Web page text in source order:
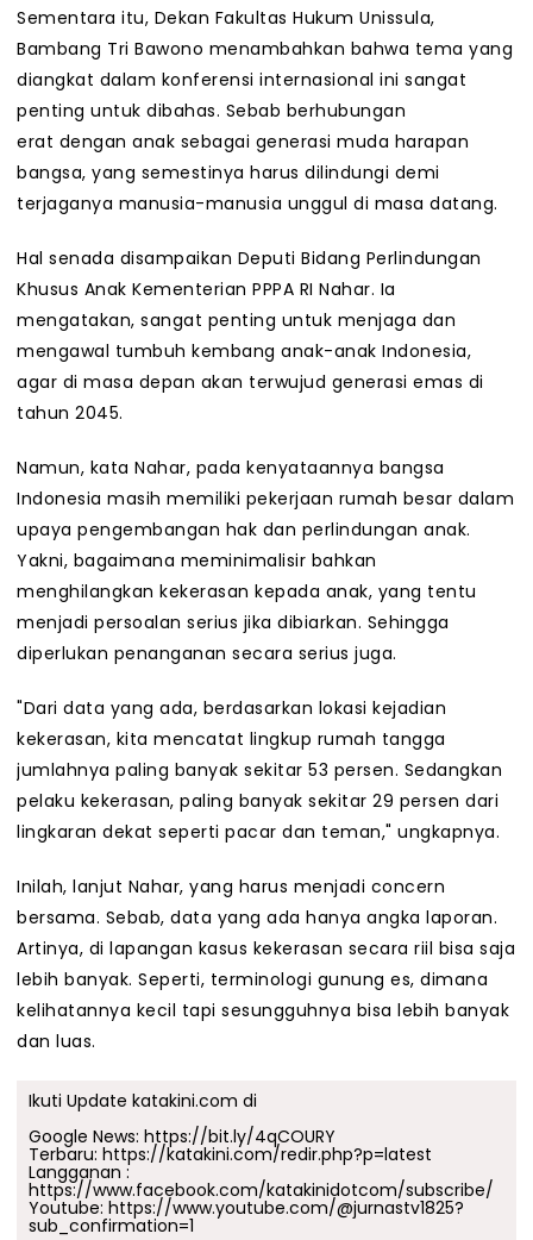
Sementara itu, Dekan Fakultas Hukum Unissula,
Bambang Tri Bawono menambahkan bahwa tema yang
diangkat dalam konferensi internasional ini sangat
penting untuk dibahas. Sebab berhubungan
erat dengan anak sebagai generasi muda harapan
bangsa, yang semestinya harus dilindungi demi
terjaganya manusia-manusia unggul di masa datang.
Hal senada disampaikan Deputi Bidang Perlindungan
Khusus Anak Kementerian PPPA RI Nahar. Ia
mengatakan, sangat penting untuk menjaga dan
mengawal tumbuh kembang anak-anak Indonesia,
agar di masa depan akan terwujud generasi emas di
tahun 2045.
Namun, kata Nahar, pada kenyataannya bangsa
Indonesia masih memiliki pekerjaan rumah besar dalam
upaya pengembangan hak dan perlindungan anak.
Yakni, bagaimana meminimalisir bahkan
menghilangkan kekerasan kepada anak, yang tentu
menjadi persoalan serius jika dibiarkan. Sehingga
diperlukan penanganan secara serius juga.
"Dari data yang ada, berdasarkan lokasi kejadian
kekerasan, kita mencatat lingkup rumah tangga
jumlahnya paling banyak sekitar 53 persen. Sedangkan
pelaku kekerasan, paling banyak sekitar 29 persen dari
lingkaran dekat seperti pacar dan teman," ungkapnya.
Inilah, lanjut Nahar, yang harus menjadi concern
bersama. Sebab, data yang ada hanya angka laporan.
Artinya, di lapangan kasus kekerasan secara riil bisa saja
lebih banyak. Seperti, terminologi gunung es, dimana
kelihatannya kecil tapi sesungguhnya bisa lebih banyak
dan luas.
Ikuti Update katakini.com di
Google News: https://bit.ly/4qCOURY
Terbaru: https://katakini.com/redir.php?p=latest
Langganan :
https://www.facebook.com/katakinidotcom/subscribe/
Youtube: https://www.youtube.com/@jurnastv1825?
sub_confirmation=1